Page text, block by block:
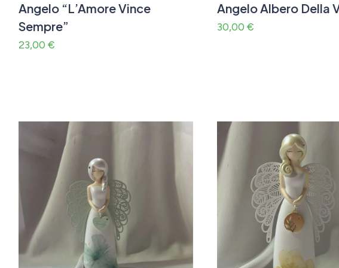
Angelo “L’Amore Vince
Sempre”
23,00 €
Angelo Albero Della
30,00 €